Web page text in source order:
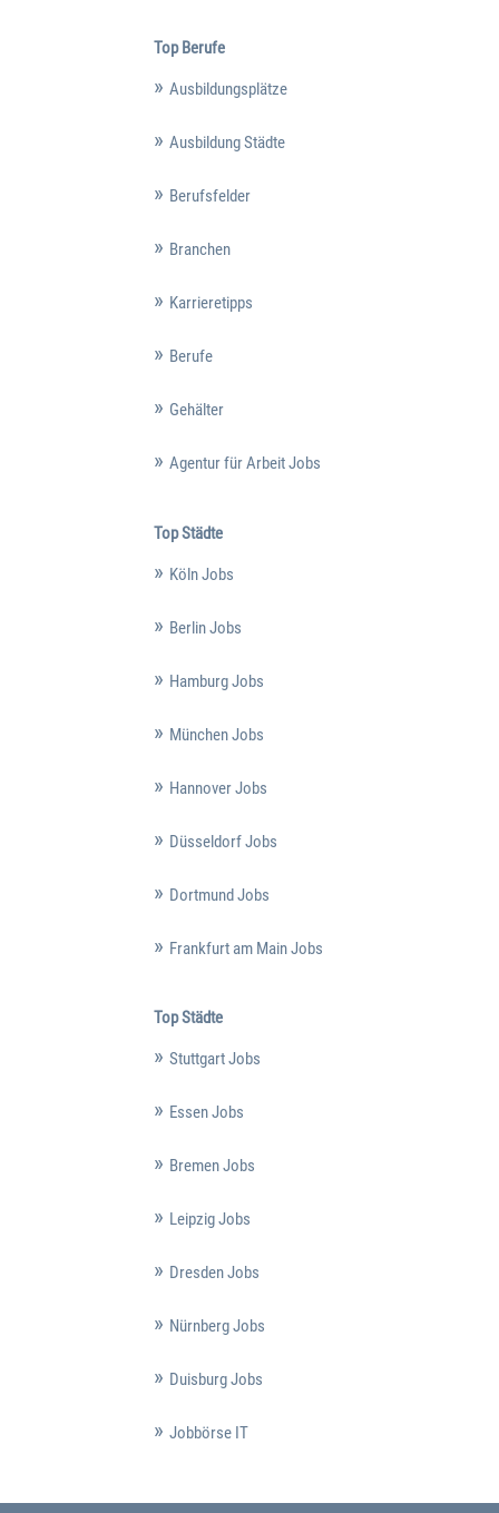
Top Berufe
Ausbildungsplätze
Ausbildung Städte
Berufsfelder
Branchen
Karrieretipps
Berufe
Gehälter
Agentur für Arbeit Jobs
Top Städte
Köln Jobs
Berlin Jobs
Hamburg Jobs
München Jobs
Hannover Jobs
Düsseldorf Jobs
Dortmund Jobs
Frankfurt am Main Jobs
Top Städte
Stuttgart Jobs
Essen Jobs
Bremen Jobs
Leipzig Jobs
Dresden Jobs
Nürnberg Jobs
Duisburg Jobs
Jobbörse IT